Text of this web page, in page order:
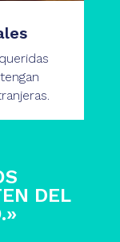
DEL